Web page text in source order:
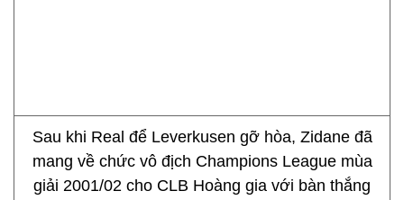
Sau khi Real để Leverkusen gỡ hòa, Zidane đã
mang về chức vô địch Champions League mùa
giải 2001/02 cho CLB Hoàng gia với bàn thắng